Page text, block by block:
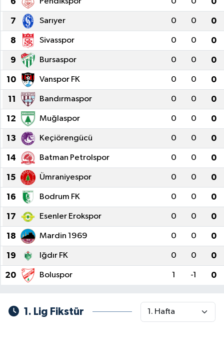
7 Sarıyer 0 0 0
8 Sivasspor 0 0 0
9 Bursaspor 0 0 0
10 Vanspor FK 0 0 0
11 Bandırmaspor 0 0 0
12 Muğlaspor 0 0 0
13 Keçiörengücü 0 0 0
14 Batman Petrolspor 0 0 0
15 Ümraniyespor 0 0 0
16 Bodrum FK 0 0 0
17 Esenler Erokspor 0 0 0
18 Mardin 1969 0 0 0
19 Iğdır FK 0 0 0
20 Boluspor 1 -1 0
1. Lig Fikstür
Yönetim Kurulu
Yüksek İstişare Kurulu
Sanat